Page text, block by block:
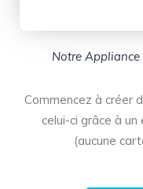
Notre
Commencez à créer
celui-ci grâce à
(aucune